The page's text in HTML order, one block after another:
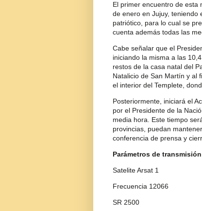
El primer encuentro de esta
de enero en Jujuy, teniendo
patriótico, para lo cual se
cuenta además todas las
Cabe señalar que el
iniciando la misma a las
restos de la casa natal del
Natalicio de San Martín y al
el interior del Templete,
Posteriormente, iniciará el
por el Presidente de la
media hora. Este tiempo
provincias, puedan
conferencia de prensa y
Parámetros de
Satelite Arsat 1
Frecuencia 12066
SR 2500